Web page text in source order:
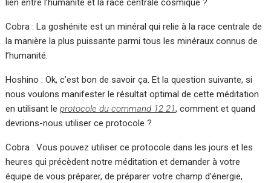
lien entre l’humanité et la race centrale cosmique ?
Cobra : La goshénite est un minéral qui relie à la race centrale de
la manière la plus puissante parmi tous les minéraux connus de
l’humanité.
Hoshino : Ok, c’est bon de savoir ça. Et la question suivante, si
nous voulons manifester le résultat optimal de cette méditation
en utilisant leprotocole du command 12 21, comment et quand
devrions-nous utiliser ce protocole ?
Cobra : Vous pouvez utiliser ce protocole dans les jours et les
heures qui précèdent notre méditation et demander à votre
équipe de vous préparer, de préparer votre champ d’énergie,